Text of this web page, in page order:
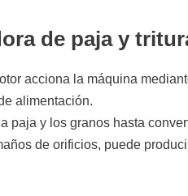
de paja y
acciona la máquina
alimentación.
paja y los granos hasta
de orificios, puede